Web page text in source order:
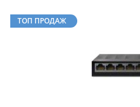
ТОП ПРОДАЖ